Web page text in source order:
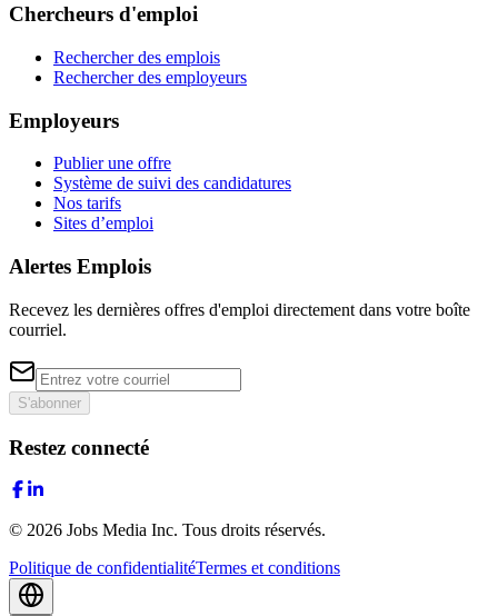
Chercheurs d'emploi
Rechercher des emplois
Rechercher des employeurs
Employeurs
Publier une offre
Système de suivi des candidatures
Nos tarifs
Sites d’emploi
Alertes Emplois
Recevez les dernières offres d'emploi directement dans votre boîte
courriel.
S'abonner
Restez connecté
© 2026 Jobs Media Inc. Tous droits réservés.
Politique de confidentialitéTermes et conditions